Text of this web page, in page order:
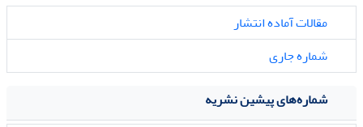
مقالات آماده انتشار
شماره جاری
شماره‌های پیشین نشریه